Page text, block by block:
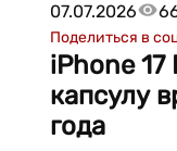
07.07.2026
Поделиться в
iPhone 17
капсулу
года